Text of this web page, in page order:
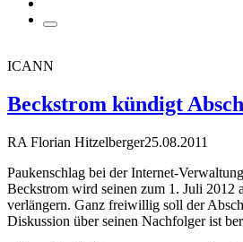
ICANN
Beckstrom kündigt
RA Florian Hitzelberger25.08.2011
Paukenschlag bei der Internet-
Beckstrom wird seinen zum 1. Juli 2012
verlängern. Ganz freiwillig soll der
Diskussion über seinen Nachfolger ist